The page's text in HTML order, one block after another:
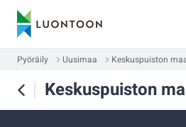
Pyöräily Uusimaa Keskuspuiston
Keskuspuiston